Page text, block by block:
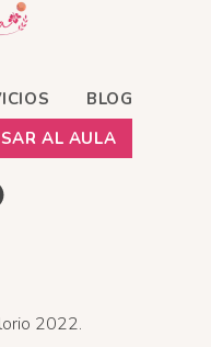
BLOG
AL AULA
2022.